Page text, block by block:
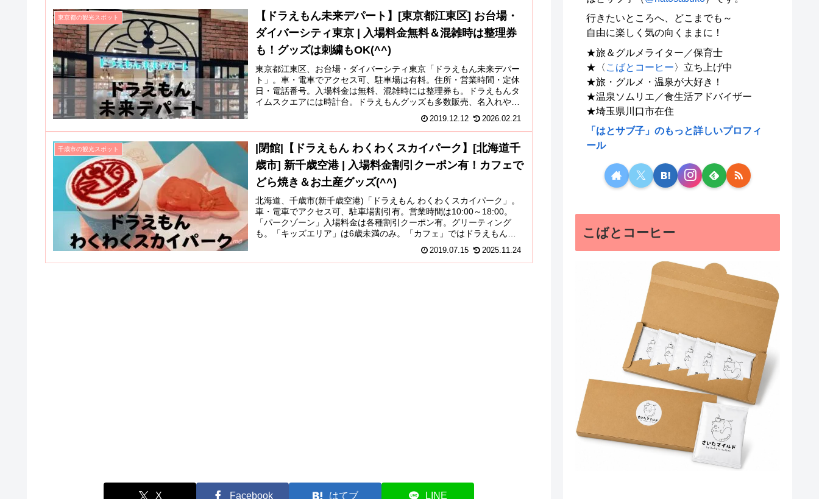
東京都の観光スポット
【ドラえもん未来デパート】[東京都江東区] お台場・
ダイバーシティ東京 | 入場料金無料＆混雑時は整理券
も！グッズは刺繍もOK(^^)
東京都江東区、お台場・ダイバーシティ東京「ドラえもん未来デパー
ト」。車・電車でアクセス可、駐車場は有料。住所・営業時間・定休
日・電話番号。入場料金は無料、混雑時には整理券も。ドラえもんタ
イムスクエアには時計台。ドラえもんグッズも多数販売、名入れや刺
2019.12.12 2026.02.21
千歳市の観光スポット
|閉館|【ドラえもん わくわくスカイパーク】[北海道千
歳市] 新千歳空港 | 入場料金割引クーポン有！カフェで
どら焼き＆お土産グッズ(^^)
北海道、千歳市(新千歳空港)「ドラえもん わくわくスカイパーク」。
車・電車でアクセス可、駐車場割引有。営業時間は10:00～18:00。
「パークゾーン」入場料金は各種割引クーポン有。グリーティング
も。「キッズエリア」は6歳未満のみ。「カフェ」ではドラえもんラ
2019.07.15 2025.11.24
X Facebook はてブ LINE
行きたいところへ、どこまでも～
自由に楽しく気の向くままに！
★旅＆グルメライター／保育士
★〈 こばとコーヒー〉立ち上げ中
★旅・グルメ・温泉が大好き！
★温泉ソムリエ／食生活アドバイザー
★埼玉県川口市在住
「はとサブ子」のもっと詳しいプロフィ
ール
こばとコーヒー